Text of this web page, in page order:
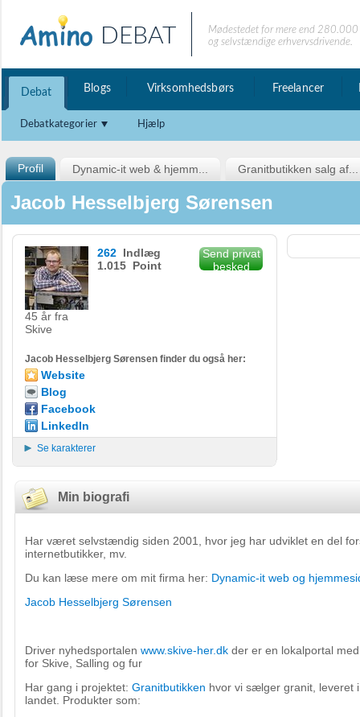
DEBAT
Mødestedet for mere end
og selvstændige erhvervsdrivende.
Debat Blogs Virksomhedsbørs Freelancer
Debatkategorier Hjælp
Profil Dynamic-it web & hjemm... Granitbutikken salg af...
Jacob Hesselbjerg Sørensen
45 år fra
Skive
262 Indlæg
1.015 Point
Send privat
besked
Jacob Hesselbjerg Sørensen finder du også her:
Website
Blog
Facebook
LinkedIn
Se karakterer
Min biografi
Har været selvstændig siden 2001, hvor jeg har udviklet en del
internetbutikker, mv.
Du kan læse mere om mit firma her: Dynamic-it web og
Jacob Hesselbjerg Sørensen
Driver nyhedsportalen www.skive-her.dk der er en lokalportal
for Skive, Salling og fur
Har gang i projektet: Granitbutikken hvor vi sælger granit, leveret
landet. Produkter som: